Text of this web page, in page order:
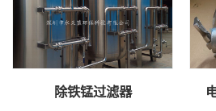
除铁锰过滤器